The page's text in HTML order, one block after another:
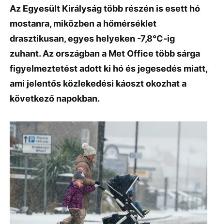
Az Egyesült Királyság több részén is esett hó
mostanra, miközben a hőmérséklet
drasztikusan, egyes helyeken -7,8°C-ig
zuhant. Az országban a Met Office több sárga
figyelmeztetést adott ki hó és jegesedés miatt,
ami jelentős közlekedési káoszt okozhat a
következő napokban.